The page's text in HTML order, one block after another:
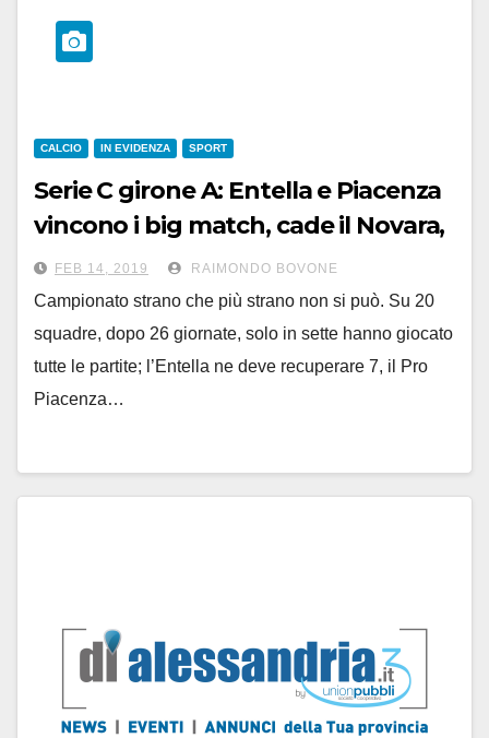
CALCIO IN EVIDENZA SPORT
Serie C girone A: Entella e Piacenza
vincono i big match, cade il Novara,
risale l’Arzachena. Cinque i pareggi
FEB 14, 2019 RAIMONDO BOVONE
Campionato strano che più strano non si può. Su 20
squadre, dopo 26 giornate, solo in sette hanno giocato
tutte le partite; l’Entella ne deve recuperare 7, il Pro
Piacenza…